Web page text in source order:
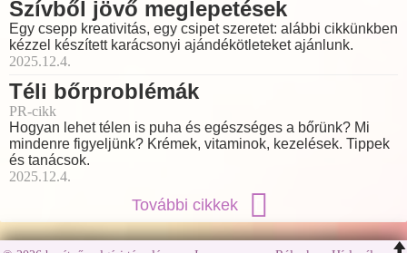
Szívből jövő meglepetések
Egy csepp kreativitás, egy csipet szeretet: alábbi cikkünkben
kézzel készített karácsonyi ajándékötleteket ajánlunk.
2025.12.4.
Téli bőrproblémák
PR-cikk
Hogyan lehet télen is puha és egészséges a bőrünk? Mi
mindenre figyeljünk? Krémek, vitaminok, kezelések. Tippek
és tanácsok.
2025.12.4.
További cikkek